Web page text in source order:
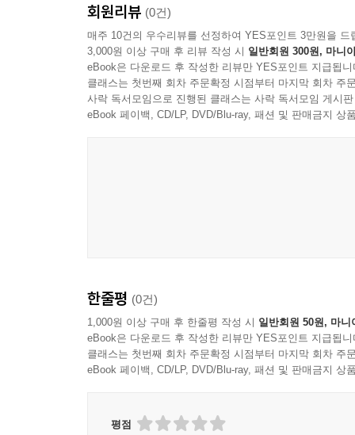
회원리뷰 (0건)
매주 10건의 우수리뷰를 선정하여 YES포인트 3만원을 드
3,000원 이상 구매 후 리뷰 작성 시 일반회원 300원, 마니
eBook은 다운로드 후 작성한 리뷰만 YES포인트 지급됩니
클래스는 첫번째 회차 주문확정 시점부터 마지막 회차 주
사락 독서모임으로 진행된 클래스는 사락 독서모임 게시
eBook 페이백, CD/LP, DVD/Blu-ray, 패션 및 판매금지 상
한줄평 (0건)
1,000원 이상 구매 후 한줄평 작성 시 일반회원 50원, 마니
eBook은 다운로드 후 작성한 리뷰만 YES포인트 지급됩니
클래스는 첫번째 회차 주문확정 시점부터 마지막 회차 주
eBook 페이백, CD/LP, DVD/Blu-ray, 패션 및 판매금지 상
평점